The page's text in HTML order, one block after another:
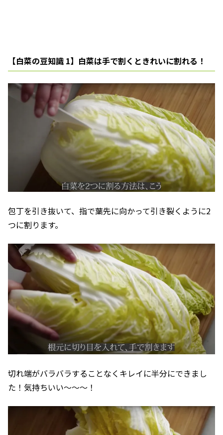
【白菜の豆知識 1】白菜は手で割くときれいに割れる！
包丁を引き抜いて、指で葉先に向かって引き裂くように2
つに割ります。
切れ端がバラバラすることなくキレイに半分にできまし
た！気持ちいい〜〜～！